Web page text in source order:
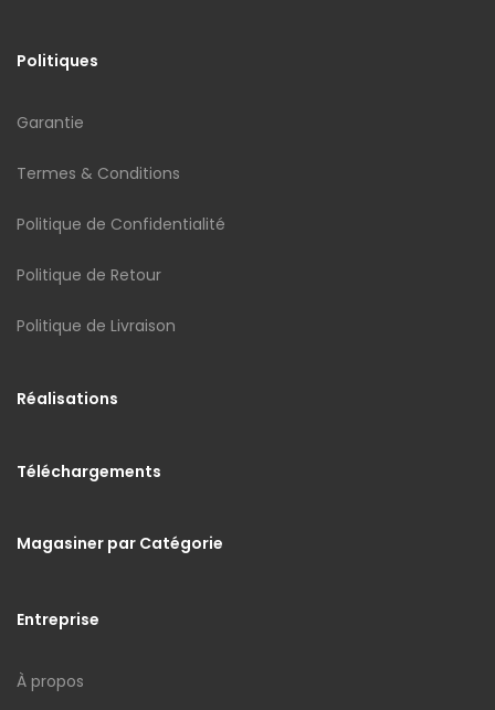
Politiques
Garantie
Termes & Conditions
Politique de Confidentialité
Politique de Retour
Politique de Livraison
Réalisations
Téléchargements
Magasiner par Catégorie
Entreprise
À propos